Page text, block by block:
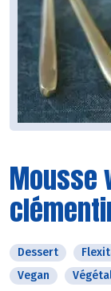
Mousse
Dessert
Vegan